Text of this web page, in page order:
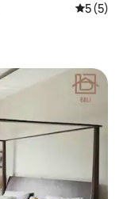
5 (5)